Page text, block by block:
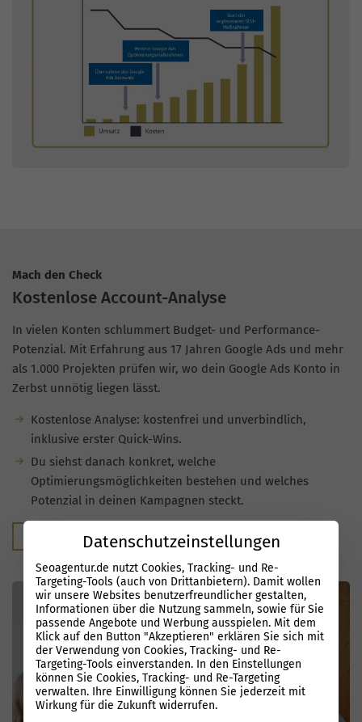
Mach den Check
Kostenlose Account-Analyse
In vielen Konten schlummert Budget- und Performance-
Potenzial. Mit Erfahrung aus 17 Jahren Google Ads und mehr
als 1.000 Projekten prüfen wir, wo dein Google Ads Konto in
Zerbst unnötig liegen lässt.
Kostenlose Analyse: kostenfrei und unverbindlich,
inklusive erster Quick-Wins.
Du siehst danach konkret, welche
Optimierungsmöglichkeiten bestehen und welches
Potenzial in deinen Kampagnen steckt.
Kostenloser AuditDatenschutzeinstellungen
Seoagentur.de nutzt Cookies, Tracking- und Re-
Targeting-Tools (auch von Drittanbietern). Damit wollen
wir unsere Websites benutzerfreundlicher gestalten,
Informationen über die Nutzung sammeln, sowie für Sie
passende Angebote und Werbung ausspielen. Mit dem
Klick auf den Button "Akzeptieren" erklären Sie sich mit
der Verwendung von Cookies, Tracking- und Re-
Targeting-Tools einverstanden. In den Einstellungen
können Sie Cookies, Tracking- und Re-Targeting
verwalten. Ihre Einwilligung können Sie jederzeit mit
Wirkung für die Zukunft widerrufen.